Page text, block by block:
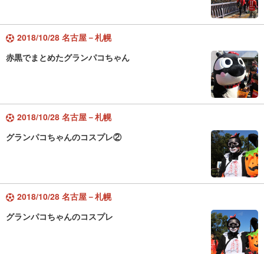
2018/10/28 名古屋－札幌
赤黒でまとめたグランパコちゃん
2018/10/28 名古屋－札幌
グランパコちゃんのコスプレ②
2018/10/28 名古屋－札幌
グランパコちゃんのコスプレ